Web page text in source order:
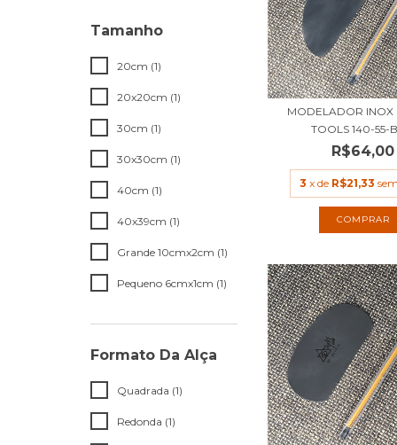
Tamanho
20cm (1)
20x20cm (1)
30cm (1)
30x30cm (1)
40cm (1)
40x39cm (1)
Grande 10cmx2cm (1)
Pequeno 6cmx1cm (1)
Formato Da Alça
Quadrada (1)
Redonda (1)
MODELADOR INOX
TOOLS 140-55-
R$64,00
3 x de R$21,33